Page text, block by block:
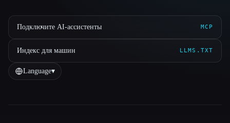
Подключите AI-ассистенты MCP
Индекс для машин LLMS.TXT
Language▾